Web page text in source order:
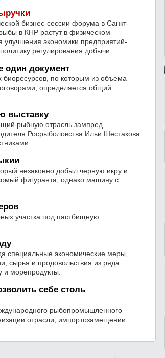
бизнес-сессии форума в Санкт-
в КНР растут в физическом
улучшения экономики предприятий-
регулирования добычи.
один документ
биоресурсов, по которым из объема
определяется общий
выставку
рыбную отрасль зампред
Росрыболовства Ильи Шестакова
незаконно добыл черную икру и
фигуранта, однако машину с
участка под пастбищную
специальные экономические меры,
сырья и продовольствия из ряда
и морепродукты.
себе столь
рыбопромышленного
отрасли, импортозамещении